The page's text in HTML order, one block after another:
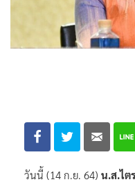
วันนี้ (14 ก.ย. 64) น.ส.ไต